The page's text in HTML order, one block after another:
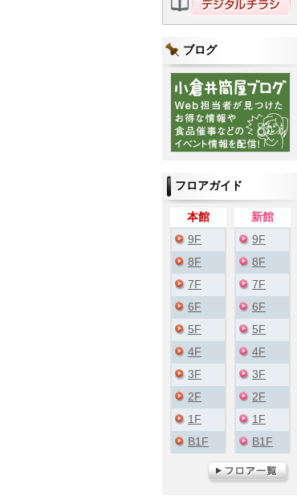
ブログ
フロアガイド
本館
9F
8F
7F
6F
5F
4F
3F
2F
1F
B1F
新館
9F
8F
7F
6F
5F
4F
3F
2F
1F
B1F